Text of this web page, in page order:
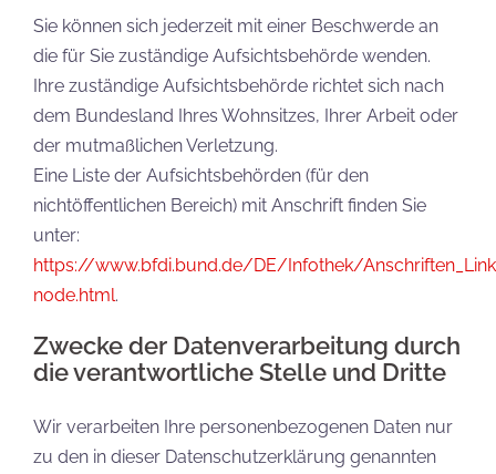
Sie können sich jederzeit mit einer Beschwerde an
die für Sie zuständige Aufsichtsbehörde wenden.
Ihre zuständige Aufsichtsbehörde richtet sich nach
dem Bundesland Ihres Wohnsitzes, Ihrer Arbeit oder
der mutmaßlichen Verletzung.
Eine Liste der Aufsichtsbehörden (für den
nichtöffentlichen Bereich) mit Anschrift finden Sie
unter:
https://www.bfdi.bund.de/DE/Infothek/
node.html.
Zwecke der Datenverarbeitung durch
die verantwortliche Stelle und Dritte
Wir verarbeiten Ihre personenbezogenen Daten nur
zu den in dieser Datenschutzerklärung genannten